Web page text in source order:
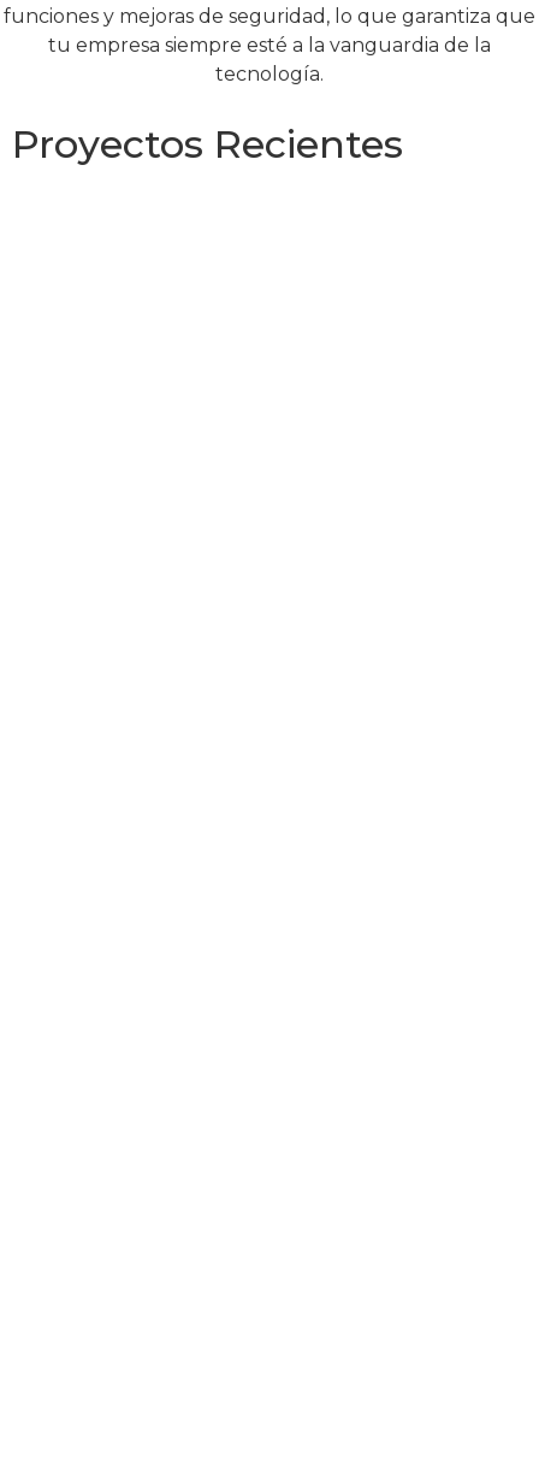
funciones y mejoras de seguridad, lo que garantiza que
tu empresa siempre esté a la vanguardia de la
tecnología.
Proyectos Recientes